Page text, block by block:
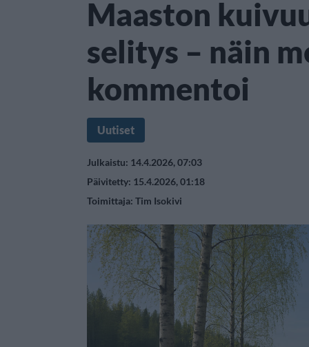
Maaston
selitys – näin
kommentoi
Uutiset
Julkaistu: 14.4.2026, 07:03
Päivitetty: 15.4.2026, 01:18
Toimittaja: Tim Isokivi